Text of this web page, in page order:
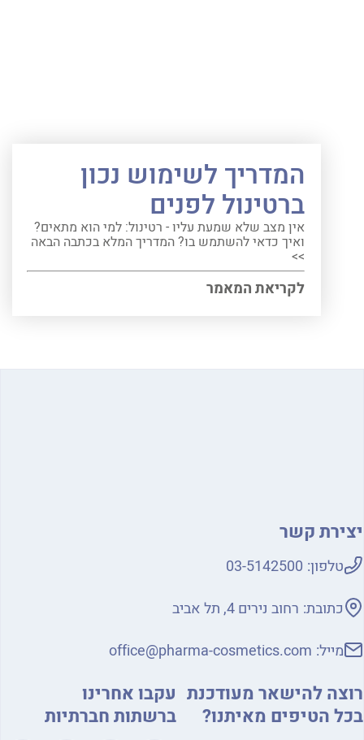
המדריך לשימוש נכון
ברטינול לפנים
אין מצב שלא שמעת עליו - רטינול: למי הוא מתאים?
ואיך כדאי להשתמש בו? המדריך המלא בכתבה הבאה
לקריאת המאמר
קשר
טלפון: 03-5142500
כתובת: רחוב נירים 4, תל אביב
מייל:office@pharma-cosmetics.com
להישאר מעודכנת
הטיפים מאיתנו?
עקבו אחרינו
ברשתות חברתיות